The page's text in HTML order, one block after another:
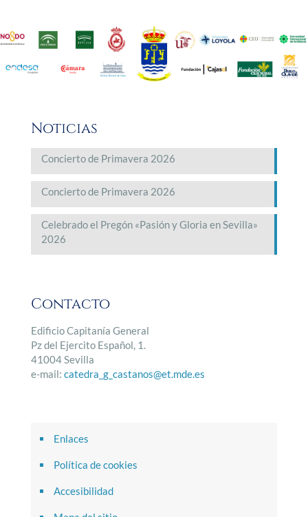
Noticias
Concierto de Primavera 2026
Concierto de Primavera 2026
Celebrado el Pregón «Pasión y Gloria en Sevilla»
2026
Contacto
Edificio Capitanía General
Pz del Ejercito Español, 1.
41004 Sevilla
e-mail: catedra_g_castanos@et.mde.es
Enlaces
Política de cookies
Accesibilidad